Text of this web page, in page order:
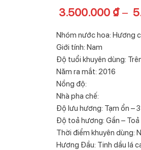
3.500.000 ₫–
Nhóm nước hoa: Hương
Giới tính: Nam
Độ tuổi khuyên dùng:
Năm ra mắt: 2016
Nồng độ:
Nhà pha chế:
Độ lưu hương: Tạm ổn –
Độ toả hương: Gần –
Thời điểm khuyên dùng:
Hương Đầu: Tinh dầu lá